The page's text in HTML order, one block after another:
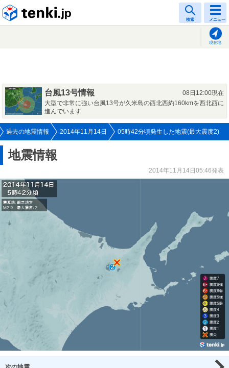
検索 メニュー
現在地
台風13号情報
08日12:00現在
大型で非常に強い台風13号が久米島の西北西約160kmを西北西に
進んでいます
過去の地震情報 2014年11月14日 05時42分頃発生した地震(最大震度2)
地震情報
2014年11月14日05:46発表